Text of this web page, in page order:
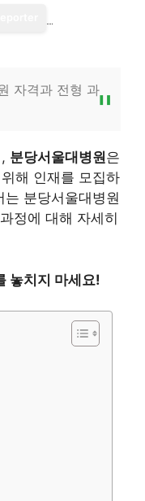
자격과 전형 과
분당서울대병원은
해 인재를 모집하
분당서울대병원
정에 대해 자세히
놓치지 마세요!